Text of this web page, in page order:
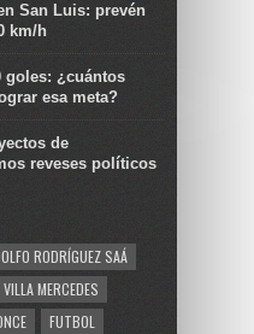
San Luis: prevén
km/h
goles: ¿cuántos
esa meta?
de
reveses políticos
RODRÍGUEZ SAÁ
VILLA MERCEDES
FUTBOL